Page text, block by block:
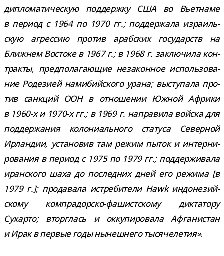
дипло­ма­ти­че­скую под­держку США во Вьетнаме
в период с 1964 по 1970 гг.; под­дер­жала изра­иль­
скую агрес­сию про­тив араб­ских госу­дарств на
Ближнем Востоке в 1967 г.; в 1968 г. заклю­чила кон­
тракты, пред­по­ла­га­ю­щие неза­кон­ное исполь­зо­ва­
ние Родезией нами­бий­ского урана; высту­пала про­
тив санк­ций ООН в отно­ше­нии Южной Африки
в 1960-​х и 1970-​х гг.; в 1969 г. напра­вила вой­ска для
под­дер­жа­ния коло­ни­аль­ного ста­туса Северной
Ирландии, уста­но­вив там режим пыток и интер­ни­
ро­ва­ния в период с 1975 по 1979 гг.; под­дер­жи­вала
иран­ского шаха до послед­них дней его режима [в
1979 г.]; про­да­вала истре­би­тели Hawk индо­не­зий­
скому компрадорско-​фашистскому дик­та­тору
Сухарто; вторг­лась и окку­пи­ро­вала Афганистан
и Ирак в пер­вые годы нынеш­него тыся­че­ле­тия».